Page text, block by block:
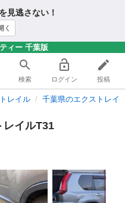
見逃さない！
く
ィー 千葉版
検索 ログイン 投稿
レイル 千葉県のエクストレイ
レイルT31